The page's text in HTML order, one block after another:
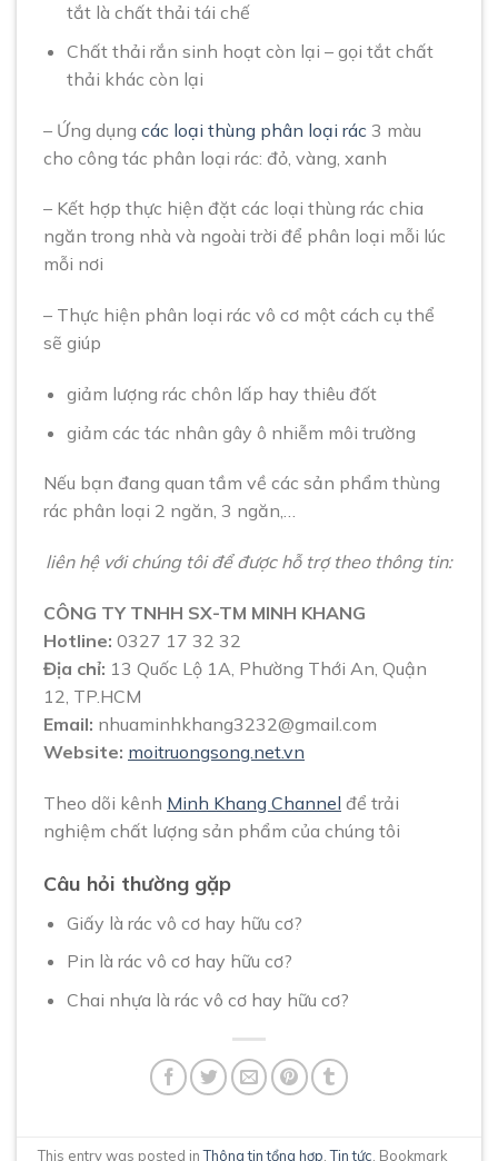
tắt là chất thải tái chế
Chất thải rắn sinh hoạt còn lại – gọi tắt chất
thải khác còn lại
– Ứng dụng các loại thùng phân loại rác 3 màu
cho công tác phân loại rác: đỏ, vàng, xanh
– Kết hợp thực hiện đặt các loại thùng rác chia
ngăn trong nhà và ngoài trời để phân loại mỗi lúc
mỗi nơi
– Thực hiện phân loại rác vô cơ một cách cụ thể
sẽ giúp
giảm lượng rác chôn lấp hay thiêu đốt
giảm các tác nhân gây ô nhiễm môi trường
Nếu bạn đang quan tầm về các sản phẩm thùng
rác phân loại 2 ngăn, 3 ngăn,…
liên hệ với chúng tôi để được hỗ trợ theo thông tin:
CÔNG TY TNHH SX-TM MINH KHANG
Hotline: 0327 17 32 32
Địa chỉ: 13 Quốc Lộ 1A, Phường Thới An, Quận
12, TP.HCM
Email: nhuaminhkhang3232@gmail.com
Website: moitruongsong.net.vn
Theo dõi kênh Minh Khang Channel để trải
nghiệm chất lượng sản phẩm của chúng tôi
Câu hỏi thường gặp
Giấy là rác vô cơ hay hữu cơ?
Pin là rác vô cơ hay hữu cơ?
Chai nhựa là rác vô cơ hay hữu cơ?
This entry was posted inThông tin tổng hợp ,Tin tức . Bookmark